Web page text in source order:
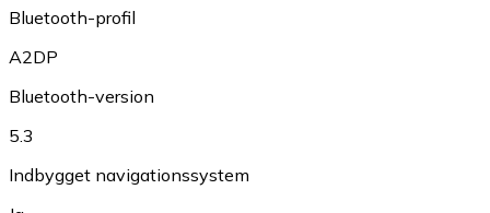
Bluetooth-profil
A2DP
Bluetooth-version
5.3
Indbygget navigationssystem